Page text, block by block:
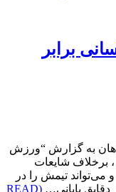
برابر
به گزارش “ورزش
، برخلاف شایعات
تیمش را در
پایانی…
(READ